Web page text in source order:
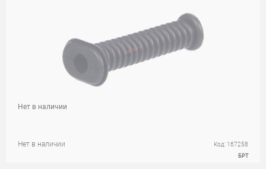
Нет в наличии Код: 167258
БРТ
Нет в наличии